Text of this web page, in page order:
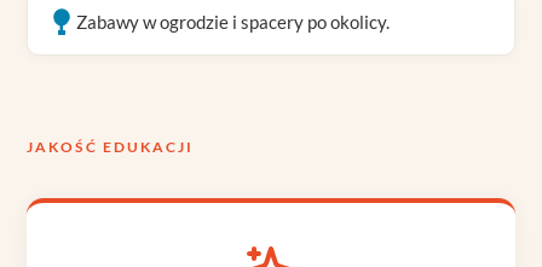
Zabawy w ogrodzie i spacery po okolicy.
JAKOŚĆ EDUKACJI